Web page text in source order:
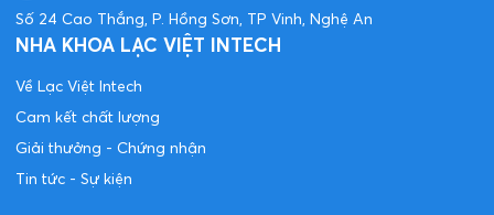
NHA KHOA LẠC VIỆT INTECH
Về Lạc Việt Intech
Cam kết chất lượng
Giải thưởng - Chứng nhận
Tin tức - Sự kiện
Số 24 Cao Thắng, P. Hồng Sơn, TP Vinh, Nghệ An